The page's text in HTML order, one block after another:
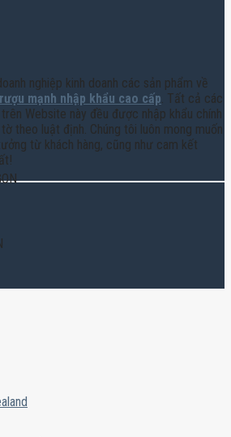
nghiệp kinh doanh các sản phẩm về
rượu mạnh nhập khẩu cao cấp. Tất cả các
Website này đều được nhập khẩu chính
theo luật định. Chúng tôi luôn mong muốn
từ khách hàng, cũng như cam kết